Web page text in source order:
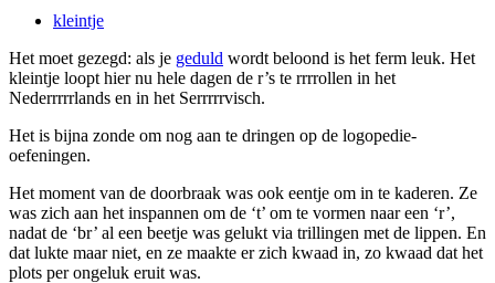
kleintje
Het moet gezegd: als je geduld wordt beloond is het ferm leuk. Het
kleintje loopt hier nu hele dagen de r’s te rrrrollen in het
Nederrrrrlands en in het Serrrrrvisch.
Het is bijna zonde om nog aan te dringen op de logopedie-
oefeningen.
Het moment van de doorbraak was ook eentje om in te kaderen. Ze
was zich aan het inspannen om de ‘t’ om te vormen naar een ‘r’,
nadat de ‘br’ al een beetje was gelukt via trillingen met de lippen. En
dat lukte maar niet, en ze maakte er zich kwaad in, zo kwaad dat het
plots per ongeluk eruit was.